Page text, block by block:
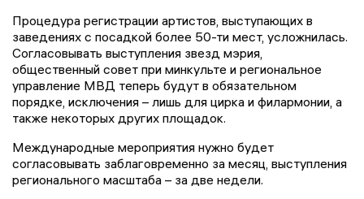
Процедура регистрации артистов, выступающих в
заведениях с посадкой более 50-ти мест, усложнилась.
Согласовывать выступления звезд мэрия,
общественный совет при минкульте и региональное
управление МВД теперь будут в обязательном
порядке, исключения – лишь для цирка и филармонии, а
также некоторых других площадок.
Международные мероприятия нужно будет
согласовывать заблаговременно за месяц, выступления
регионального масштаба – за две недели.